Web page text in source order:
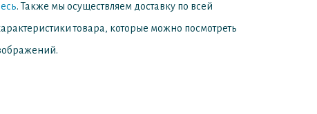
. Также мы осуществляем доставку по всей
товара, которые можно посмотреть